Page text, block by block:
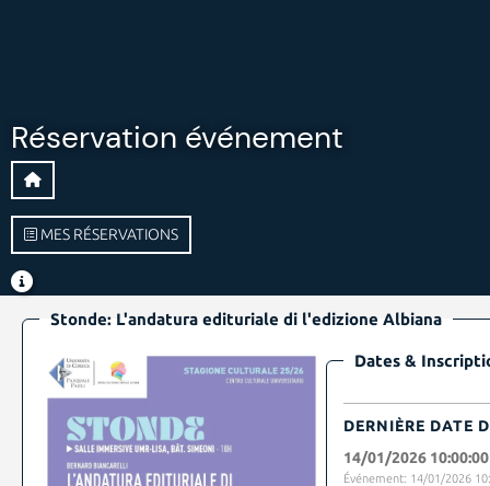
Réservation événement
MES RÉSERVATIONS
Stonde: L'andatura edituriale di l'edizione Albiana
Dates &
DERNIÈRE DATE
14/01/2026 10:00:00
Événement: 14/01/2026